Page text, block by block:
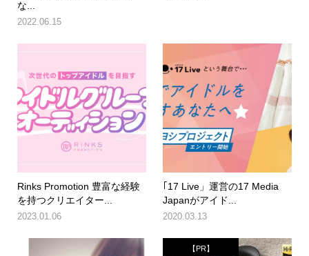
な...
2022.06.15
Rinks Promotion 豊富な経験
を持つクリエイター...
2023.01.06
｢17 Live」運営の17 Media
Japanがアイド...
2020.03.13
【PR】